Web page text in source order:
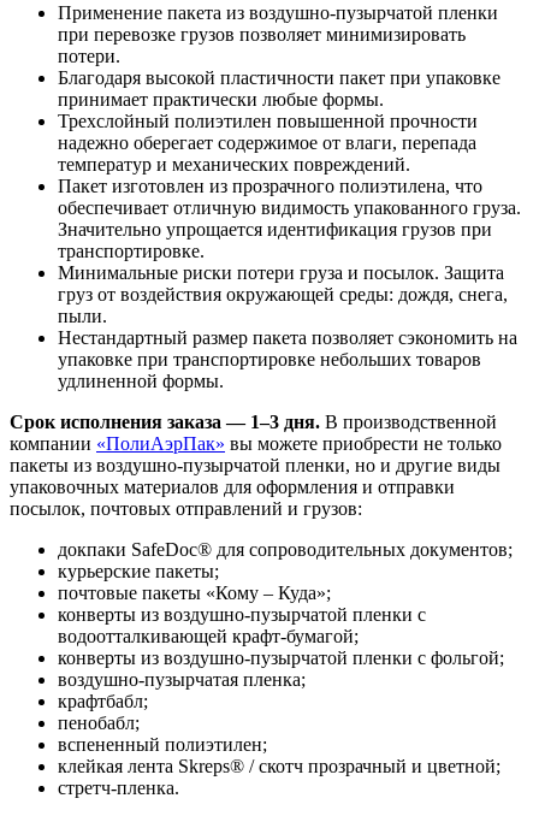
Применение пакета из воздушно-пузырчатой пленки
при перевозке грузов позволяет минимизировать
потери.
Благодаря высокой пластичности пакет при упаковке
принимает практически любые формы.
Трехслойный полиэтилен повышенной прочности
надежно оберегает содержимое от влаги, перепада
температур и механических повреждений.
Пакет изготовлен из прозрачного полиэтилена, что
обеспечивает отличную видимость упакованного груза.
Значительно упрощается идентификация грузов при
транспортировке.
Минимальные риски потери груза и посылок. Защита
груз от воздействия окружающей среды: дождя, снега,
пыли.
Нестандартный размер пакета позволяет сэкономить на
упаковке при транспортировке небольших товаров
удлиненной формы.
Срок исполнения заказа — 1–3 дня. В производственной
компании «ПолиАэрПак» вы можете приобрести не только
пакеты из воздушно-пузырчатой пленки, но и другие виды
упаковочных материалов для оформления и отправки
посылок, почтовых отправлений и грузов:
докпаки SafeDoc® для сопроводительных документов;
курьерские пакеты;
почтовые пакеты «Кому – Куда»;
конверты из воздушно-пузырчатой пленки с
водоотталкивающей крафт-бумагой;
конверты из воздушно-пузырчатой пленки с фольгой;
воздушно-пузырчатая пленка;
крафтбабл;
пенобабл;
вспененный полиэтилен;
клейкая лента Skreps® / скотч прозрачный и цветной;
стретч-пленка.